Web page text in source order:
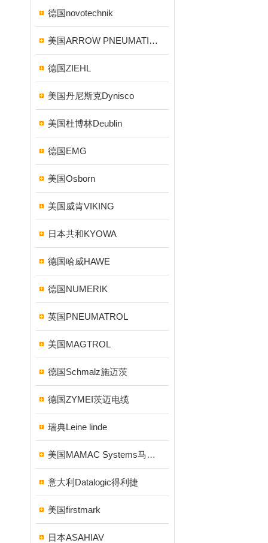
德国novotechnik
美国ARROW PNEUMATICS
德国ZIEHL
美国丹尼斯克Dynisco
美国杜博林Deublin
德国EMG
美国Osborn
美国威肯VIKING
日本共和KYOWA
德国哈威HAWE
德国NUMERIK
英国PNEUMATROL
美国MAGTROL
德国Schmalz施迈茨
德国ZYMEI茨迈电缆
瑞典Leine linde
美国MAMAC Systems马麦克
意大利Datalogic得利捷
美国firstmark
日本ASAHIAV